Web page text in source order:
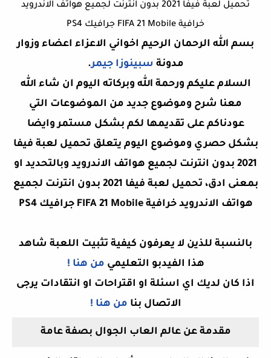
تحميل لعبة فيفا 2021 بدون انترنت لجميع هواتف الاندرويد
خرافية FIFA 21 Mobile جرافيك PS4
بسم الله الرحمان الرحيم اخواني الاعزاء اعضاء وزوار
مدونة سبينوزا جيمر.
السلام عليكم ورحمة الله وبركاته اليوم ان شاء الله
معنا شرح وموضوع جديد من الموضوعات التي
عودناكم على تقديمها لكم بشكل مستمر وايضا
بشكل حصري وموضوع اليوم يتعلق تحميل لعبة فيفا
2021 بدون انترنت لجميع هواتف الاندرويد وبالتحديد او
بمعنى ادق،
تحميل لعبة فيفا 2021 بدون انترنت لجميع
هواتف الاندرويد خرافية FIFA 21 Mobile جرافيك PS4
بالنسبة للذين لا يعرفون كيفية تثبيت اللعبة شاهد
هذا الفيدبو التعليمي من هنا !
اذا كان لديك اي اسئلة او اقتراحات او انتقادات يرجى
الاتصال بنا من هنا !
مقدمة عن عالم العاب الجوال بصفة عامة